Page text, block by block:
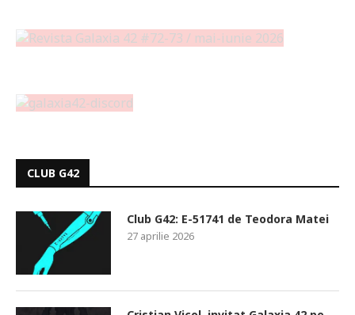
CLUB G42
Club G42: E-51741 de Teodora Matei
27 aprilie 2026